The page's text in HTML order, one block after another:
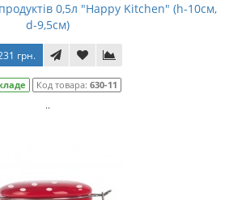
0,5л "Happy Kitchen" (h-10см,
d-9,5см)
грн.
Код товара: 630-11
..